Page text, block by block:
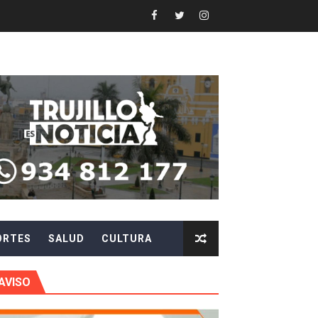
en beneficios para toda su familia
El Niño
EVITAR ROBOS Y ESTAFAS
CIUDADANÍA A REPORTARLOS
EN EL SORTEO DE HIDRANDINA
de S/180,000 en premios
en primer semestre de 2026
móvil en el primer semestre de 2026
SALUD CULTURA